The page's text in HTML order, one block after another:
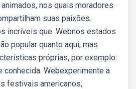
nos quais moradores
suas paixões.
incríveis que. Webnos estados
popular quanto aqui, mas
próprias, por exemplo:
conhecida. Webexperimente a
festivais americanos,